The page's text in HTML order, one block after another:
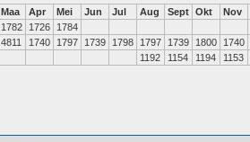
Maa Apr Mei Jun Jul Aug Sept Okt
Nov
1782 1726
1784
4811 1740 1797 1739 1798 1797 1739 1800
1740
1192 1154 1194 1153